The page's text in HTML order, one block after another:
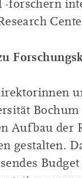
forschern
Aufbau der
gestalten.